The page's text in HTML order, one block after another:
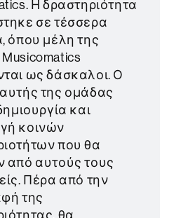
Η δραστηριότητα
σε τέσσερα
όπου μέλη της
ως δάσκαλοι. Ο
της ομάδας
και
κοινών
που θα
από αυτούς τους
Πέρα από την
της
θα